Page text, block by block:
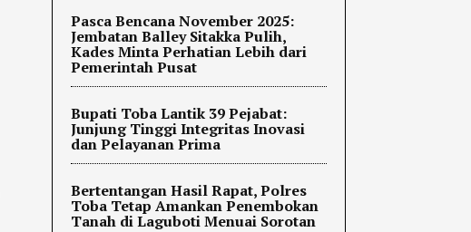
Pasca Bencana November 2025:
Jembatan Balley Sitakka Pulih,
Kades Minta Perhatian Lebih dari
Pemerintah Pusat
Bupati Toba Lantik 39 Pejabat:
Junjung Tinggi Integritas Inovasi
dan Pelayanan Prima
Bertentangan Hasil Rapat, Polres
Toba Tetap Amankan Penembokan
Tanah di Laguboti Menuai Sorotan